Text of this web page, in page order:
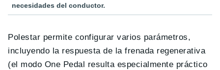
necesidades del conductor.
Polestar permite configurar varios parámetros,
incluyendo la respuesta de la frenada regenerativa
(el modo One Pedal resulta especialmente práctico